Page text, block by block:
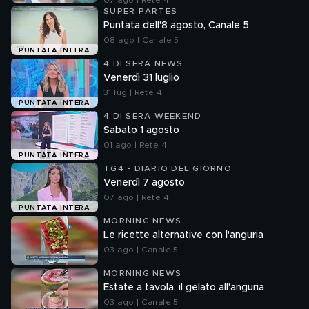
PUNTATA INTERA
SUPER PARTES
Puntata dell'8 agosto, Canale 5
08 ago | Canale 5
PUNTATA INTERA
4 DI SERA NEWS
Venerdì 31 luglio
31 lug | Rete 4
PUNTATA INTERA
4 DI SERA WEEKEND
Sabato 1 agosto
01 ago | Rete 4
PUNTATA INTERA
TG4 - DIARIO DEL GIORNO
Venerdì 7 agosto
07 ago | Rete 4
MORNING NEWS
Le ricette alternative con l'anguria
03 ago | Canale 5
MORNING NEWS
Estate a tavola, il gelato all'anguria
03 ago | Canale 5